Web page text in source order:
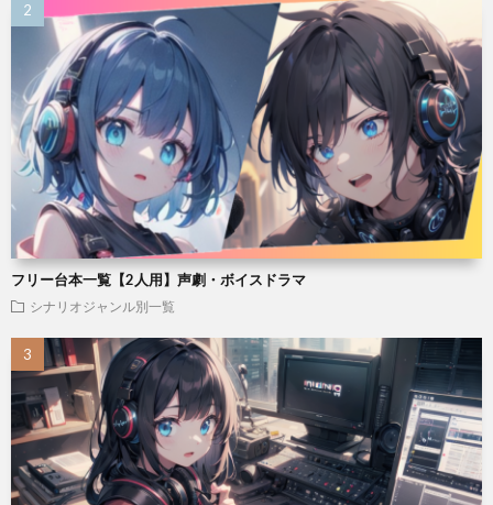
フリー台本一覧【2人用】声劇・ボイスドラマ
シナリオジャンル別一覧